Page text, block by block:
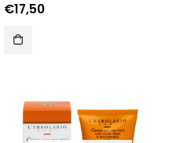
0Su 5
€17,50